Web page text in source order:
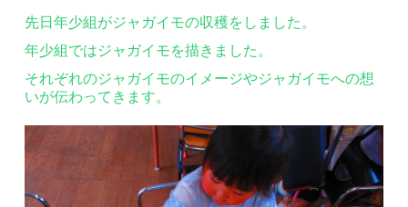
先日年少組がジャガイモの収穫をしました。
年少組ではジャガイモを描きました。
それぞれのジャガイモのイメージやジャガイモへの想
いが伝わってきます。